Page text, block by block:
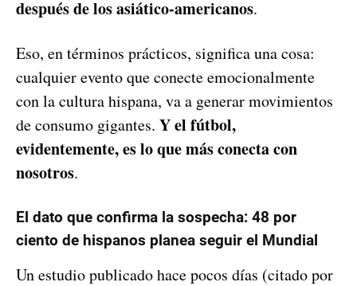
después de los asiático-americanos.
Eso, en términos prácticos, significa una cosa:
cualquier evento que conecte emocionalmente
con la cultura hispana, va a generar movimientos
de consumo gigantes. Y el fútbol,
evidentemente, es lo que más conecta con
nosotros.
El dato que confirma la sospecha: 48 por
ciento de hispanos planea seguir el Mundial
Un estudio publicado hace pocos días (citado por